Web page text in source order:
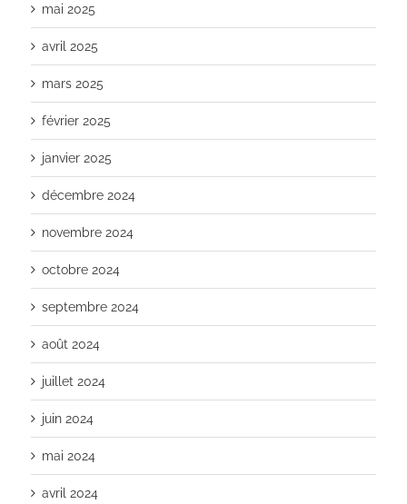
mai 2025
avril 2025
mars 2025
février 2025
janvier 2025
décembre 2024
novembre 2024
octobre 2024
septembre 2024
août 2024
juillet 2024
juin 2024
mai 2024
avril 2024